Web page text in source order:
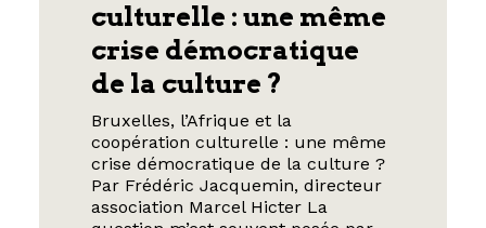
culturelle : une même
crise démocratique
de la culture ?
Bruxelles, l’Afrique et la
coopération culturelle : une même
crise démocratique de la culture ?
Par Frédéric Jacquemin, directeur
association Marcel Hicter La